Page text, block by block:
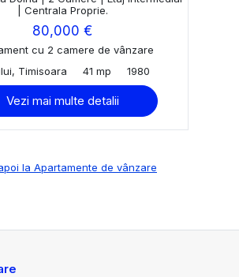
| Centrala Proprie.
80,000 €
cu 2 camere de vânzare
Timisoara
41 mp 1980
Vezi mai multe detalii
la Apartamente de vânzare